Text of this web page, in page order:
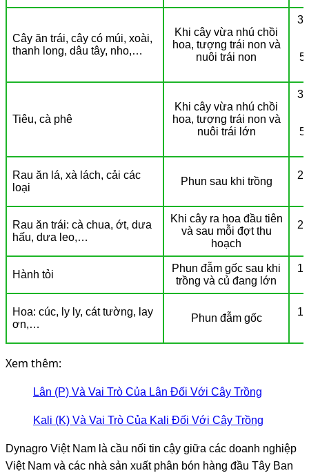
Cây ăn trái, cây có múi, xoài,
thanh long, dâu tây, nho,…
Khi cây vừa nhú chồi
hoa, tượng trái non và
nuôi trái non
Tiêu, cà phê
Khi cây vừa nhú chồi
hoa, tượng trái non và
nuôi trái lớn
Rau ăn lá, xà lách, cải các
loại
Phun sau khi trồng
Rau ăn trái: cà chua, ớt, dưa
hấu, dưa leo,…
Khi cây ra hoa đầu tiên
và sau mỗi đợt thu
hoạch
Hành tỏi
Phun đẫm gốc sau khi
trồng và củ đang lớn
1
Hoa: cúc, ly ly, cát tường, lay
ơn,…
Phun đẫm gốc
1
Xem thêm:
Lân (P) Và Vai Trò Của Lân Đối Với Cây Trồng
Kali (K) Và Vai Trò Của Kali Đối Với Cây Trồng
Dynagro Việt Nam là cầu nối tin cậy giữa các doanh nghiệp
Việt Nam và các nhà sản xuất phân bón hàng đầu Tây Ban